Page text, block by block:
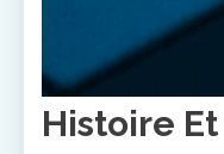
Histoire